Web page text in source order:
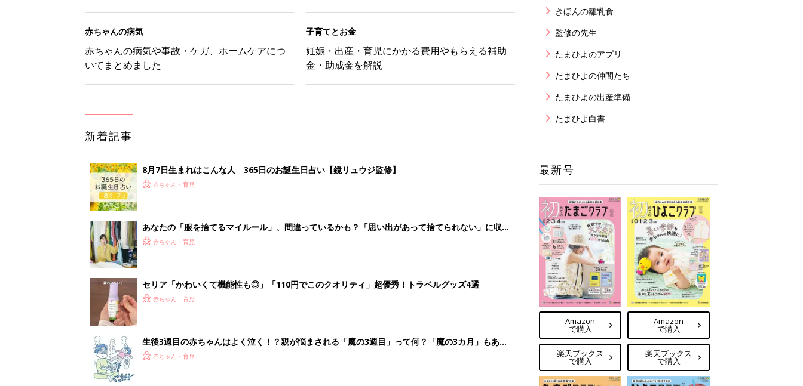
赤ちゃんの病気
赤ちゃんの病気や事故・ケガ、ホームケアにつ
いてまとめました
子育てとお金
妊娠・出産・育児にかかる費用やもらえる補助
金・助成金を解説
新着記事
8月7日生まれはこんな人 365日のお誕生日占い【鏡リュウジ監修】
赤ちゃん・育児
あなたの「服を捨てるマイルール」、間違っているかも？「思い出があって捨てられない」に収納
スタイリストが喝！
赤ちゃん・育児
セリア「かわいくて機能性も◎」「110円でこのクオリティ」超優秀！トラベルグッズ4選
赤ちゃん・育児
生後3週目の赤ちゃんはよく泣く！？親が悩まされる「魔の3週目」って何？「魔の3カ月」もある
って本当？【専門家】
赤ちゃん・育児
きほんの離乳食
監修の先生
たまひよのアプリ
たまひよの仲間たち
たまひよの出産準備
たまひよ白書
最新号
Amazon
で購入
楽天ブックス
で購入
Amazon
で購入
楽天ブックス
で購入